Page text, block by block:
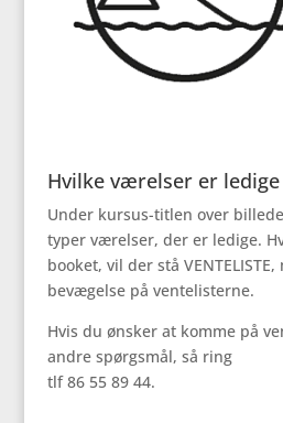
Hvilke værelser er ledige
Under kursus-titlen over
typer værelser, der er ledige.
booket, vil der stå
bevægelse på ventelisterne.
Hvis du ønsker at komme på
andre spørgsmål, så ring
tlf 86 55 89 44.